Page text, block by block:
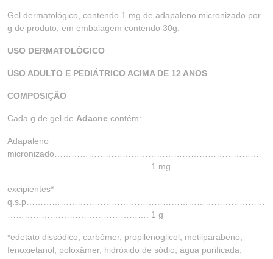
Gel dermatológico, contendo 1 mg de adapaleno micronizado por
g de produto, em embalagem contendo 30g.
USO DERMATOLÓGICO
USO ADULTO E PEDIÁTRICO ACIMA DE 12 ANOS
COMPOSIÇÃO
Cada g de gel de Adacne contém:
Adapaleno
micronizado………………………………………………………………
………………………………………….. 1 mg
excipientes*
q.s.p…………………………………………………………………………
…………….……………………………. 1 g
*edetato dissódico, carbômer, propilenoglicol, metilparabeno,
fenoxietanol, poloxâmer, hidróxido de sódio, água purificada.